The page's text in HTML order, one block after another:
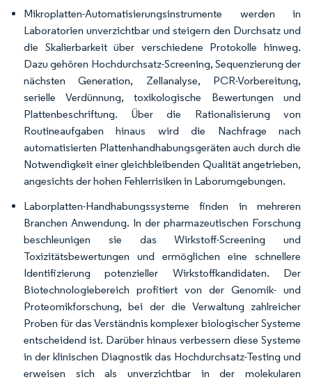
Mikroplatten-Automatisierungsinstrumente werden in
Laboratorien unverzichtbar und steigern den Durchsatz und
die Skalierbarkeit über verschiedene Protokolle hinweg.
Dazu gehören Hochdurchsatz-Screening, Sequenzierung der
nächsten Generation, Zellanalyse, PCR-Vorbereitung,
serielle Verdünnung, toxikologische Bewertungen und
Plattenbeschriftung. Über die Rationalisierung von
Routineaufgaben hinaus wird die Nachfrage nach
automatisierten Plattenhandhabungsgeräten auch durch die
Notwendigkeit einer gleichbleibenden Qualität angetrieben,
angesichts der hohen Fehlerrisiken in Laborumgebungen.
Laborplatten-Handhabungssysteme finden in mehreren
Branchen Anwendung. In der pharmazeutischen Forschung
beschleunigen sie das Wirkstoff-Screening und
Toxizitätsbewertungen und ermöglichen eine schnellere
Identifizierung potenzieller Wirkstoffkandidaten. Der
Biotechnologiebereich profitiert von der Genomik- und
Proteomikforschung, bei der die Verwaltung zahlreicher
Proben für das Verständnis komplexer biologischer Systeme
entscheidend ist. Darüber hinaus verbessern diese Systeme
in der klinischen Diagnostik das Hochdurchsatz-Testing und
erweisen sich als unverzichtbar in der molekularen